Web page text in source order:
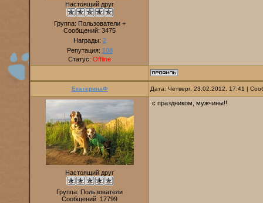
Настоящий друг
Группа: Пользователи +
Сообщений: 3475
Награды: 2
Репутация: 108
Статус: Offline
ЕкатеринаФ Дата: Четверг, 23.02.2012, 17:41 |
Настоящий друг
Группа: Пользователи
Сообщений: 17799
с праздником, мужчины!!